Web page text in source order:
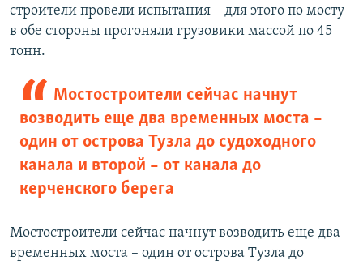
строители провели испытания – для этого по мосту
в обе стороны прогоняли грузовики массой по 45
тонн.
Мостостроители сейчас начнут
возводить еще два временных моста –
один от острова Тузла до судоходного
канала и второй – от канала до
керченского берега
Мостостроители сейчас начнут возводить еще два
временных моста – один от острова Тузла до